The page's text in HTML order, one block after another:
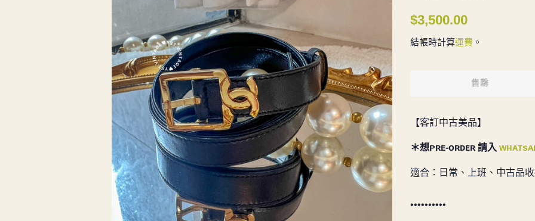
定
$3,500.00
結帳時計算運費 。
售罄
【客訂中古美品】
＊想ᴘʀᴇ-ᴏʀᴅᴇʀ 請入
適合：日常、上班、中古品
••••••••••